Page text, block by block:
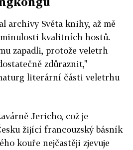
archivy Světa knihy, až mě
kvalitních hostů.
zapadli, protože veletrh
zdůraznit,"
literární části veletrhu
Jericho, což je
žijící francouzský básník
kouře nejčastěji zjevuje